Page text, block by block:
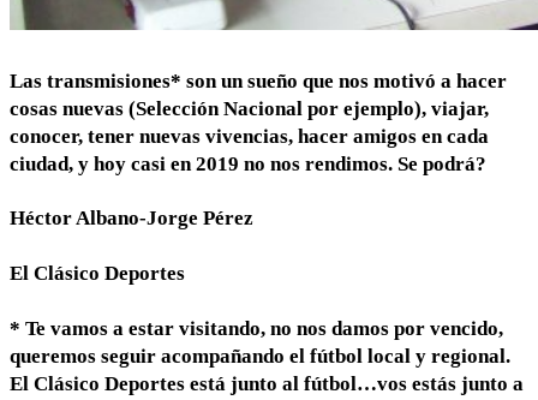
Las transmisiones* son un sueño que nos motivó a hacer
cosas nuevas (Selección Nacional por ejemplo), viajar,
conocer, tener nuevas vivencias, hacer amigos en cada
ciudad, y hoy casi en 2019 no nos rendimos. Se podrá?
Héctor Albano-Jorge Pérez
El Clásico Deportes
* Te vamos a estar visitando, no nos damos por vencido,
queremos seguir acompañando el fútbol local y regional.
El Clásico Deportes está junto al fútbol…vos estás junto a